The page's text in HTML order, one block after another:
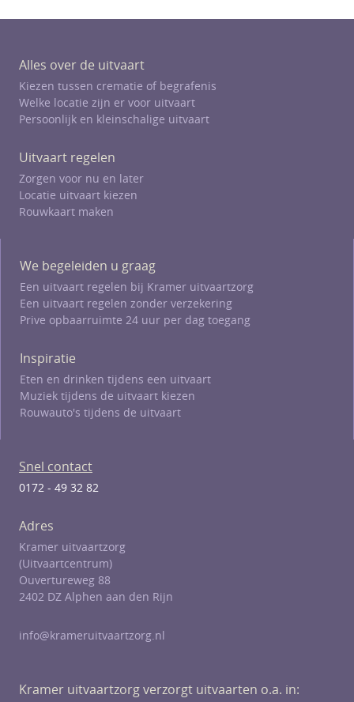
Alles over de uitvaart
Kiezen tussen crematie of begrafenis
Welke locatie zijn er voor uitvaart
Persoonlijk en kleinschalige uitvaart
Uitvaart regelen
Zorgen voor nu en later
Locatie uitvaart kiezen
Rouwkaart maken
We begeleiden u graag
Een uitvaart regelen bij Kramer uitvaartzorg
Een uitvaart regelen zonder verzekering
Prive opbaarruimte 24 uur per dag toegang
Inspiratie
Eten en drinken tijdens een uitvaart
Muziek tijdens de uitvaart kiezen
Rouwauto's tijdens de uitvaart
Snel contact
0172 - 49 32 82
Adres
Kramer uitvaartzorg
(Uitvaartcentrum)
Ouvertureweg 88
2402 DZ Alphen aan den Rijn
info@krameruitvaartzorg.nl
Kramer uitvaartzorg verzorgt uitvaarten o.a. in: